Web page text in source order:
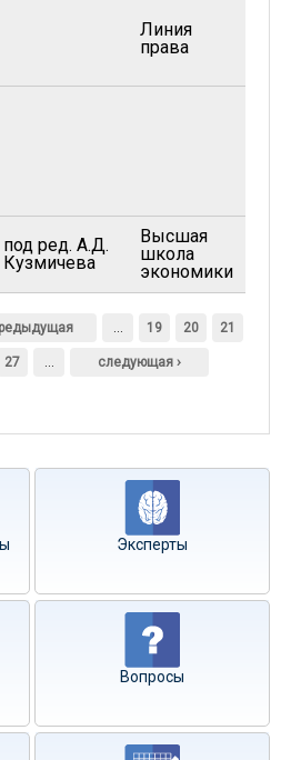
Линия
права
под ред. А.Д.
Кузмичева
Высшая
школа
экономики
… 19 20 21
27 … следующая ›
Эксперты
Вопросы